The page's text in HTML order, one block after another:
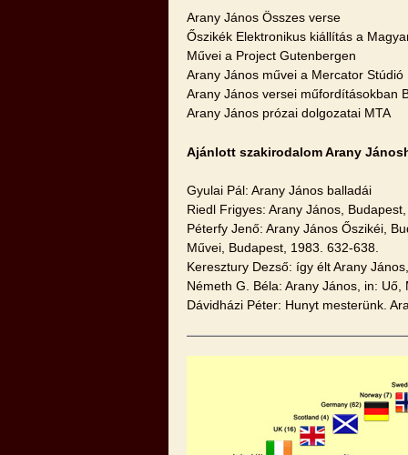
Arany János Összes verse
Őszikék Elektronikus kiállítás a
Művei a Project Gutenbergen
Arany János művei a Mercator
Arany János versei műfordításokban
Arany János prózai dolgozatai MTA
Ajánlott szakirodalom Arany
Gyulai Pál: Arany János balladái
Riedl Frigyes: Arany János,
Péterfy Jenő: Arany János Őszikéi,
Művei, Budapest, 1983. 632-638.
Keresztury Dezső: így élt Arany
Németh G. Béla: Arany János, in:
Dávidházi Péter: Hunyt mesterünk.